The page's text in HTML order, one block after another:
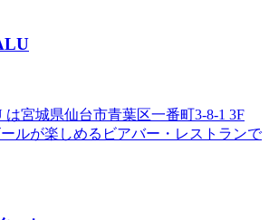
宮城県仙台市青葉区一番町3-8-1 3F
ルが楽しめるビアバー・レストランで